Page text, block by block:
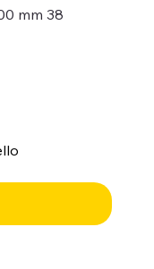
mm 38